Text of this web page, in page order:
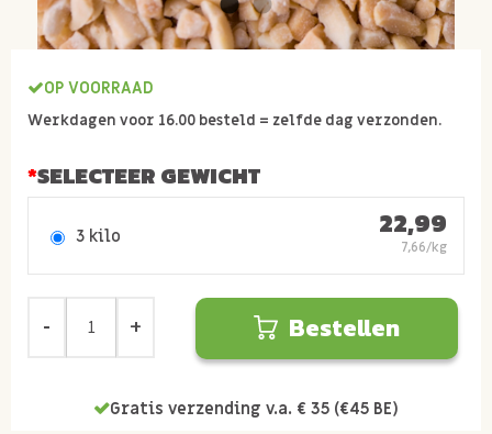
OP VOORRAAD
Werkdagen voor 16.00 besteld = zelfde dag verzonden.
SELECTEER GEWICHT
3 kilo 22,99
7,66/kg
Bestellen
Gratis verzending v.a. € 35 (€45 BE)